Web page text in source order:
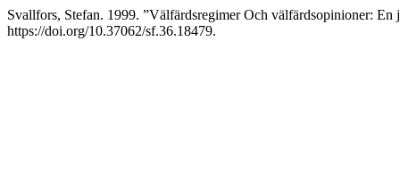
Svallfors, Stefan. 1999. ”Välfärdsregimer Och välfärdsopinioner: En
https://doi.org/10.37062/sf.36.18479.